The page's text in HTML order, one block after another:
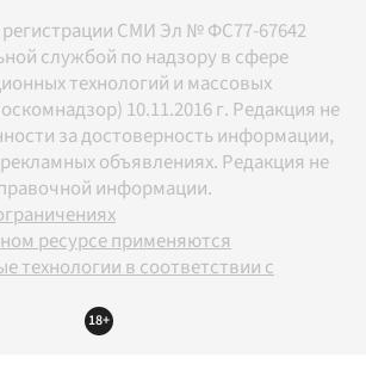
регистрации СМИ Эл № ФС77-67642
службой по надзору в сфере
технологий и массовых
10.11.2016 г. Редакция не
за достоверность информации,
объявлениях. Редакция не
информации.
ресурсе применяются
технологии в соответствии с
18+